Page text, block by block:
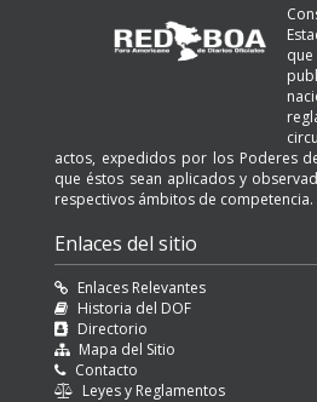
actos, expedidos por los Poderes
que éstos sean aplicados y
respectivos ámbitos de competencia.
Enlaces del sitio
Enlaces Relevantes
Historia del DOF
Directorio
Mapa del Sitio
Contacto
Leyes y Reglamentos